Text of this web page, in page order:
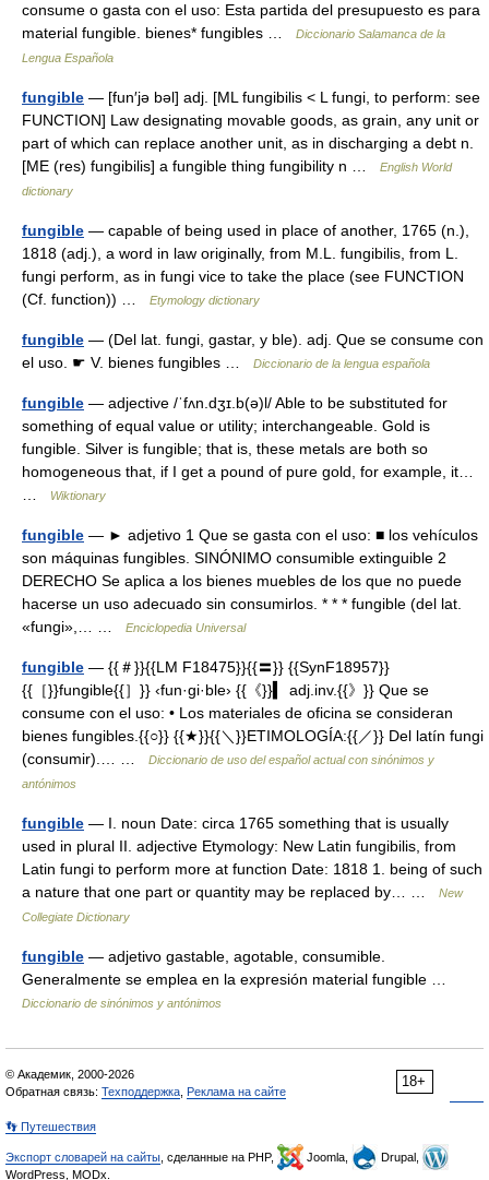
consume o gasta con el uso: Esta partida del presupuesto es para
material fungible. bienes* fungibles …
Diccionario Salamanca de la
Lengua Española
fungible — [fun′jə bəl] adj. [ML fungibilis < L fungi, to perform: see
FUNCTION] Law designating movable goods, as grain, any unit or
part of which can replace another unit, as in discharging a debt n.
[ME (res) fungibilis] a fungible thing fungibility n …
English World
dictionary
fungible — capable of being used in place of another, 1765 (n.),
1818 (adj.), a word in law originally, from M.L. fungibilis, from L.
fungi perform, as in fungi vice to take the place (see FUNCTION
(Cf. function)) …
Etymology dictionary
fungible — (Del lat. fungi, gastar, y ble). adj. Que se consume con
el uso. ☛ V. bienes fungibles …
Diccionario de la lengua española
fungible — adjective /ˈfʌn.dʒɪ.b(ə)l/ Able to be substituted for
something of equal value or utility; interchangeable. Gold is
fungible. Silver is fungible; that is, these metals are both so
homogeneous that, if I get a pound of pure gold, for example, it…
Wiktionary
fungible — ► adjetivo 1 Que se gasta con el uso: ■ los vehículos
son máquinas fungibles. SINÓNIMO consumible extinguible 2
DERECHO Se aplica a los bienes muebles de los que no puede
hacerse un uso adecuado sin consumirlos. * * * fungible (del lat.
«fungi»,… …
Enciclopedia Universal
fungible — {{＃}}{{LM F18475}}{{〓}} {{SynF18957}}
{{［}}fungible{{］}} ‹fun·gi·ble› {{《}}▍ adj.inv.{{》}} Que se
consume con el uso: • Los materiales de oficina se consideran
bienes fungibles.{{○}} {{★}}{{＼}}ETIMOLOGÍA:{{／}} Del latín fungi
(consumir).… …
Diccionario de uso del español actual con sinónimos y
antónimos
fungible — I. noun Date: circa 1765 something that is usually
used in plural II. adjective Etymology: New Latin fungibilis, from
Latin fungi to perform more at function Date: 1818 1. being of such
a nature that one part or quantity may be replaced by… …
New
Collegiate Dictionary
fungible — adjetivo gastable, agotable, consumible.
Generalmente se emplea en la expresión material fungible …
Diccionario de sinónimos y antónimos
18+
© Академик, 2000-2026
Обратная связь: Техподдержка Реклама на сайте
👣 Путешествия
Экспорт словарей на сайты , сделанные на PHP, Joomla,
Drupal,
WordPress, MODx.